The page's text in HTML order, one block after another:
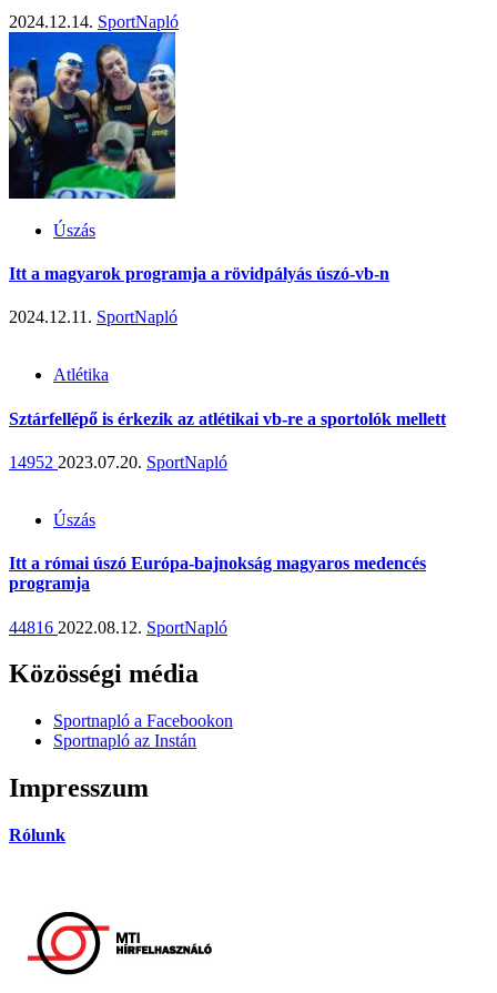
2024.12.14. SportNapló
Úszás
Itt a magyarok programja a rövidpályás úszó-vb-n
2024.12.11. SportNapló
Atlétika
Sztárfellépő is érkezik az atlétikai vb-re a sportolók mellett
14952 2023.07.20. SportNapló
Úszás
Itt a római úszó Európa-bajnokság magyaros medencés
programja
44816 2022.08.12. SportNapló
Közösségi média
Sportnapló a Facebookon
Sportnapló az Instán
Impresszum
Rólunk